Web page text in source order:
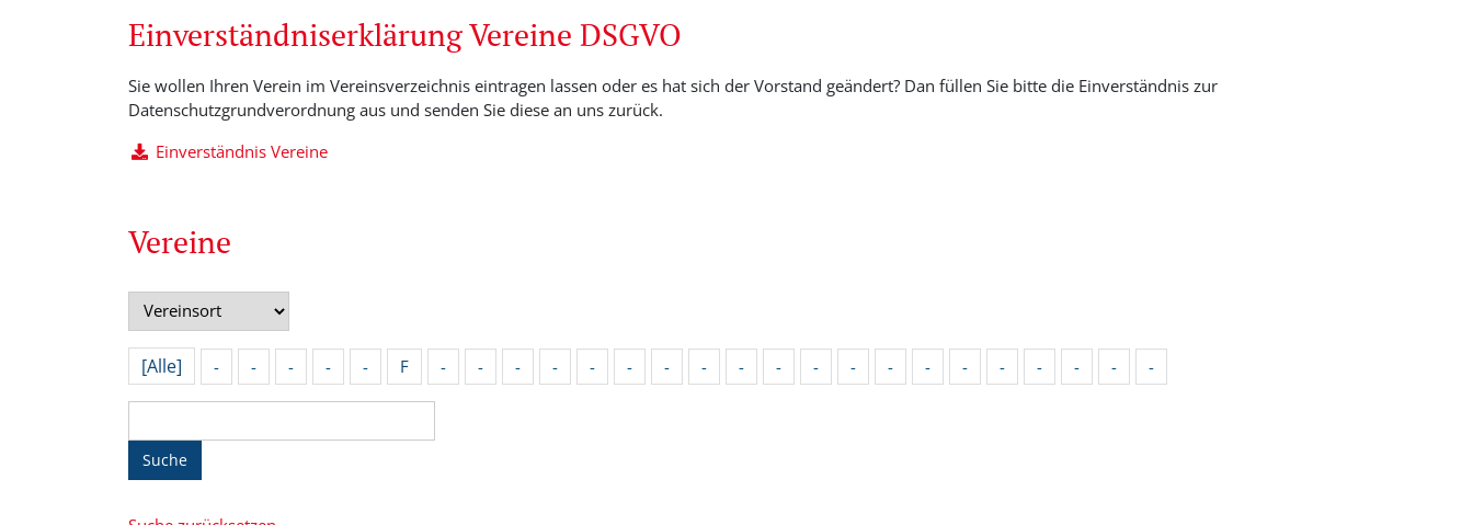
Einverständniserklärung Vereine DSGVO
Sie wollen Ihren Verein im Vereinsverzeichnis eintragen lassen oder es hat sich der Vorstand geändert? Dan füllen Sie bitte die Einverständnis zur
Datenschutzgrundverordnung aus und senden Sie diese an uns zurück.
Einverständnis Vereine
Vereine
[Alle] - - - - - F - - - - - - - - - - - - - - - - - - - -
Suche